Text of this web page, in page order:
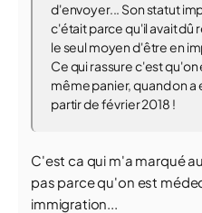
d'envoyer... Son statut
c'était parce qu'il avait dû
le seul moyen d'être en
Ce qui rassure c'est
même panier, quand on
partir de février 2018 !
C'est ca qui m'a marqué
pas parce qu'on est
immigration...